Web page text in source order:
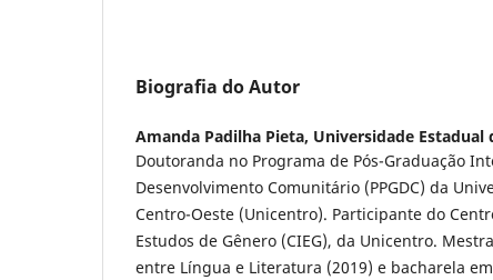
Biografia do Autor
Amanda Padilha Pieta, Universidade Estadual
Doutoranda no Programa de Pós-Graduação
Desenvolvimento Comunitário (PPGDC) da
Centro-Oeste (Unicentro). Participante do
Estudos de Gênero (CIEG), da Unicentro.
entre Língua e Literatura (2019) e bacharela